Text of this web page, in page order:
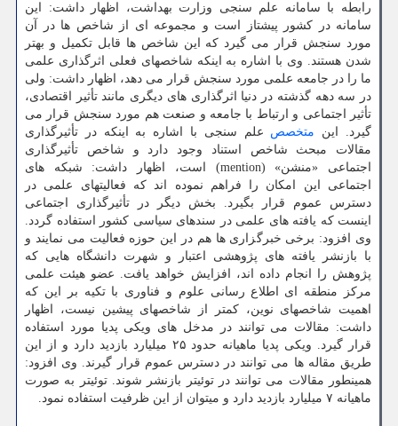
رابطه با سامانه علم سنجی وزارت بهداشت، اظهار داشت: این
سامانه در کشور پیشتاز است و مجموعه ای از شاخص ها در آن
مورد سنجش قرار می گیرد که این شاخص ها قابل تکمیل و بهتر
شدن هستند. وی با اشاره به اینکه شاخصهای فعلی اثرگذاری علمی
ما را در جامعه علمی مورد سنجش قرار می دهد، اظهار داشت: ولی
در سه دهه گذشته در دنیا اثرگذاری های دیگری مانند تأثیر اقتصادی،
تأثیر اجتماعی و ارتباط با جامعه و صنعت هم مورد سنجش قرار می
گیرد. این متخصص علم سنجی با اشاره به اینکه در تأثیرگذاری
مقالات مبحث شاخص استناد وجود دارد و شاخص تأثیرگذاری
اجتماعی «منشن» (mention) است، اظهار داشت: شبکه های
اجتماعی این امکان را فراهم نموده اند که فعالیتهای علمی در
دسترس عموم قرار بگیرد. بخش دیگر در تأثیرگذاری اجتماعی
اینست که یافته های علمی در سندهای سیاسی کشور استفاده گردد.
وی افزود: برخی خبرگزاری ها هم در این حوزه فعالیت می نمایند و
با بازنشر یافته های پژوهشی اعتبار و شهرت دانشگاه هایی که
پژوهش را انجام داده اند، افزایش خواهد یافت. عضو هیئت علمی
مرکز منطقه ای اطلاع رسانی علوم و فناوری با تکیه بر این که
اهمیت شاخصهای نوین، کمتر از شاخصهای پیشین نیست، اظهار
داشت: مقالات می توانند در مدخل های ویکی پدیا مورد استفاده
قرار گیرد. ویکی پدیا ماهیانه حدود ۲۵ میلیارد بازدید دارد و از این
طریق مقاله ها می توانند در دسترس عموم قرار گیرند. وی افزود:
همینطور مقالات می توانند در توئیتر بازنشر شوند. توئیتر به صورت
ماهیانه ۷ میلیارد بازدید دارد و میتوان از این ظرفیت استفاده نمود.